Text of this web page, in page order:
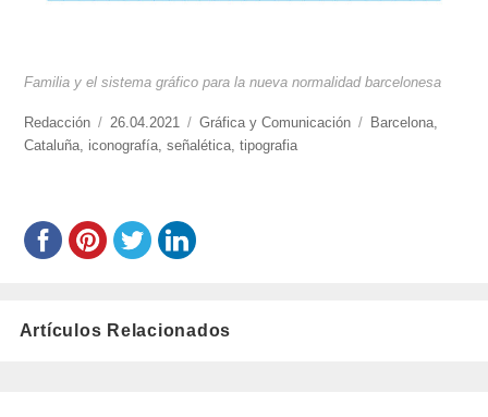
Familia y el sistema gráfico para la nueva normalidad barcelonesa
https://www.experimenta.es/author/redaccion/
Redacción
Publicado
el
26.04.2021 Categorías
Gráfica y Comunicación Etiquetas
Barcelona
Cataluña iconografía ,señalética ,tipografia
Artículos Relacionados